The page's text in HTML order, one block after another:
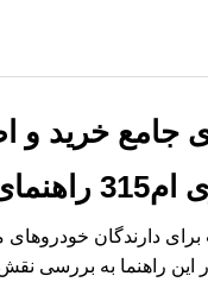
دارندگان
این راهنما به بررسی